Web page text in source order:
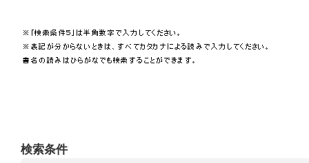
検索条件